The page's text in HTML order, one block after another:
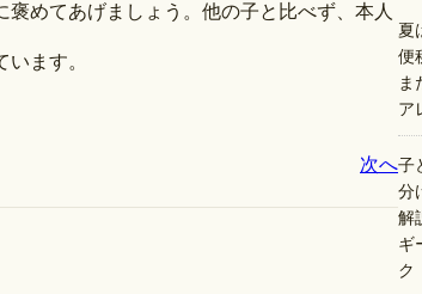
めてあげましょう。他の子と比べず、本人
ます。
次へ
夏
便
ア
子
分
解
ギ
ク